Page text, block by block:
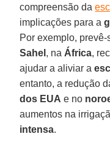
compreensão da
implicações para a
Por exemplo, prevê-
Sahel , na África,
ajudar a aliviar a
entanto, a redução
dos EUA e no
aumentos na
intensa.